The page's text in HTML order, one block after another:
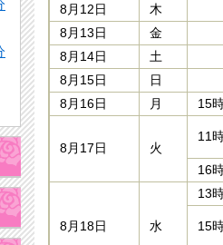
8月12日
木
8月13日
金
8月14日
土
8月15日
日
8月16日
月 15
8月17日 火
11
16
8月18日 水
13
15